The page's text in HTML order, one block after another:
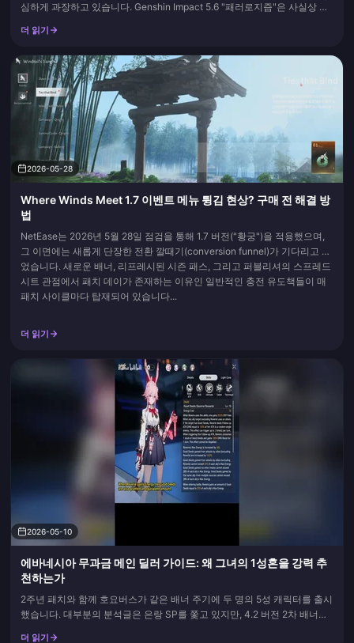
심하게 과장하고 있습니다. Genshin Impact 5.6 "패러로지즘"은 사실상 숨
뉴 조정일 뿐, 스텔스 너프의 보고 같은 것이 아닙니다. 확인된 보상은
더 읽기
2026-05-28
Where Winds Meet 1.7 이벤트 메뉴 튕김 현상? 구매 전 해결 방
법
NetEase는 2026년 5월 28일 점검을 통해 1.7 버전("황궁")을 적용했으며,
그 이면에는 새롭게 단장한 전환 깔때기(conversion funnel)가 기다리고 있
었습니다. 새로운 배너, 리프레시된 시즌 패스, 그리고 퍼블리셔의 스프레드
시트 관점에서 패치 데이가 존재하는 이유인 일반적인 충전 유도책들이 매
패치 사이클마다 탑재되어 있습니다...
더 읽기
2026-05-10
에바네시아 무과금 메인 딜러 가이드: 왜 그녀의 1성혼을 강력 추
천하는가
2주년 패치와 함께 호요버스가 같은 배너 주기에 두 명의 5성 캐릭터를 출시
했습니다. 대부분의 분석글은 은랑 SP를 쫓고 있지만, 4.2 버전 2차 배너에
더 읽기